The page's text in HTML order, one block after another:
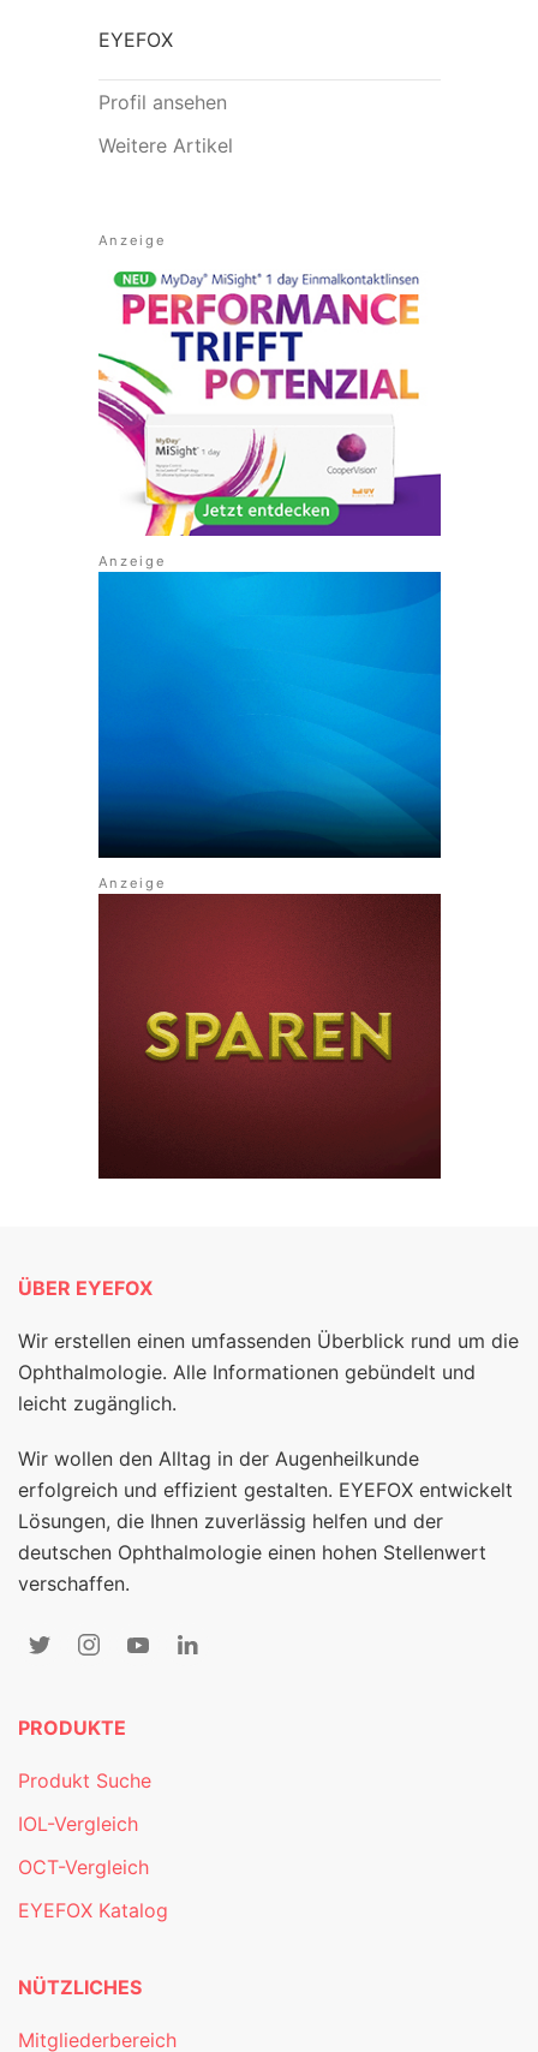
EYEFOX
Profil ansehen
Weitere Artikel
ÜBER EYEFOX
Wir erstellen einen umfassenden Überblick rund um die
Ophthalmologie. Alle Informationen gebündelt und
leicht zugänglich.
Wir wollen den Alltag in der Augenheilkunde
erfolgreich und effizient gestalten. EYEFOX entwickelt
Lösungen, die Ihnen zuverlässig helfen und der
deutschen Ophthalmologie einen hohen Stellenwert
verschaffen.
PRODUKTE
Produkt Suche
IOL-Vergleich
OCT-Vergleich
EYEFOX Katalog
NÜTZLICHES
Mitgliederbereich